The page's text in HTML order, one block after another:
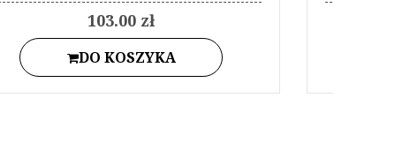
103.00 zł
DO KOSZYKA